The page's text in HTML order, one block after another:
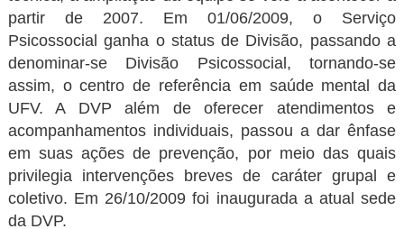
partir de 2007. Em 01/06/2009, o Serviço
Psicossocial ganha o status de Divisão, passando a
denominar-se Divisão Psicossocial, tornando-se
assim, o centro de referência em saúde mental da
UFV. A DVP além de oferecer atendimentos e
acompanhamentos individuais, passou a dar ênfase
em suas ações de prevenção, por meio das quais
privilegia intervenções breves de caráter grupal e
coletivo. Em 26/10/2009 foi inaugurada a atual sede
da DVP.